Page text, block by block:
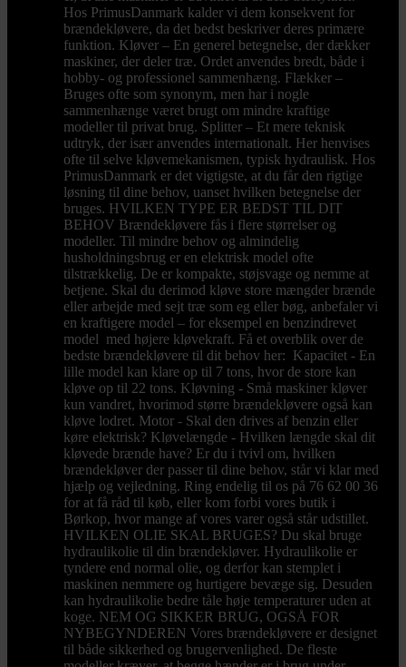
Hos PrimusDanmark kalder vi dem konsekvent for
brændekløvere, da det bedst beskriver deres primære
funktion. Kløver – En generel betegnelse, der dækker
maskiner, der deler træ. Ordet anvendes bredt, både i
hobby- og professionel sammenhæng. Flækker –
Bruges ofte som synonym, men har i nogle
sammenhænge været brugt om mindre kraftige
modeller til privat brug. Splitter – Et mere teknisk
udtryk, der især anvendes internationalt. Her henvises
ofte til selve kløvemekanismen, typisk hydraulisk. Hos
PrimusDanmark er det vigtigste, at du får den rigtige
løsning til dine behov, uanset hvilken betegnelse der
bruges. HVILKEN TYPE ER BEDST TIL DIT
BEHOV Brændekløvere fås i flere størrelser og
modeller. Til mindre behov og almindelig
husholdningsbrug er en elektrisk model ofte
tilstrækkelig. De er kompakte, støjsvage og nemme at
betjene. Skal du derimod kløve store mængder brænde
eller arbejde med sejt træ som eg eller bøg, anbefaler vi
en kraftigere model – for eksempel en benzindrevet
model med højere kløvekraft. Få et overblik over de
bedste brændekløvere til dit behov her: Kapacitet - En
lille model kan klare op til 7 tons, hvor de store kan
kløve op til 22 tons. Kløvning - Små maskiner kløver
kun vandret, hvorimod større brændekløvere også kan
kløve lodret. Motor - Skal den drives af benzin eller
køre elektrisk? Kløvelængde - Hvilken længde skal dit
kløvede brænde have? Er du i tvivl om, hvilken
brændekløver der passer til dine behov, står vi klar med
hjælp og vejledning. Ring endelig til os på 76 62 00 36
for at få råd til køb, eller kom forbi vores butik i
Børkop, hvor mange af vores varer også står udstillet.
HVILKEN OLIE SKAL BRUGES? Du skal bruge
hydraulikolie til din brændekløver. Hydraulikolie er
tyndere end normal olie, og derfor kan stemplet i
maskinen nemmere og hurtigere bevæge sig. Desuden
kan hydraulikolie bedre tåle høje temperaturer uden at
koge. NEM OG SIKKER BRUG, OGSÅ FOR
NYBEGYNDEREN Vores brændekløvere er designet
til både sikkerhed og brugervenlighed. De fleste